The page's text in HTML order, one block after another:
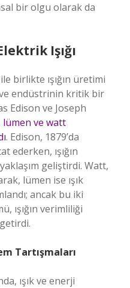
bir olgu olarak da
Işığı
birlikte ışığın üretimi
endüstrinin kritik bir
Edison ve Joseph
lümen ve watt
. Edison, 1879’da
ederken, ışığın
geliştirdi. Watt,
lümen ise ışık
ancak bu iki
ışığın verimliliği
Tartışmaları
ışık ve enerji